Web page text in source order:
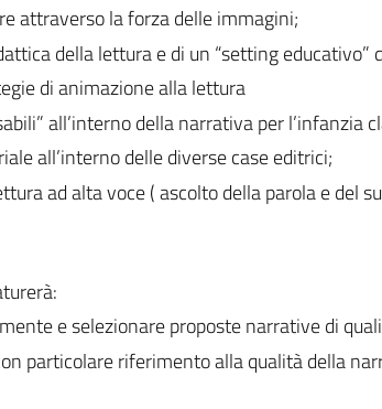
attraverso la forza delle immagini;
della lettura e di un “setting educativo”
di animazione alla lettura
all’interno della narrativa per l’infanzia
all’interno delle diverse case editrici;
ad alta voce ( ascolto della parola e del
e selezionare proposte narrative di
particolare riferimento alla qualità della